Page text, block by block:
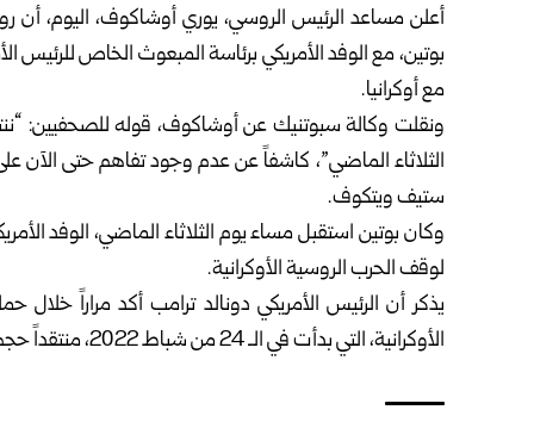
أعلن مساعد الرئيس الروسي، يوري أوشاكوف، اليوم، أن
بوتين، مع الوفد الأمريكي برئاسة المبعوث الخاص للرئيس
مع أوكرانيا.
ونقلت وكالة سبوتنيك عن أوشاكوف، قوله للصحفيين:
الثلاثاء الماضي”، كاشفاً عن عدم وجود تفاهم حتى الآن
ستيف ويتكوف.
وكان بوتين استقبل مساء يوم الثلاثاء الماضي، الوفد
لوقف الحرب الروسية الأوكرانية.
يذكر أن الرئيس الأمريكي دونالد ترامب أكد مراراً خلال
الأوكرانية، التي بدأت في الـ 24 من شباط 2022، منتقداً حجم الإنفاق المالي الكبير عليها.